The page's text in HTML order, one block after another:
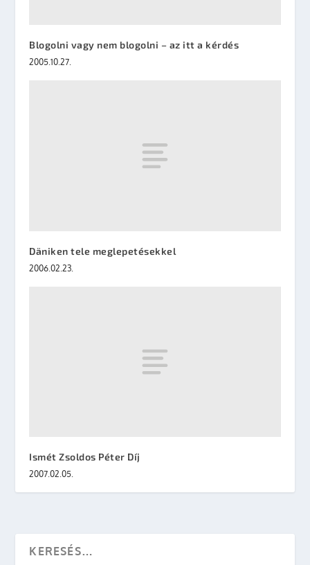
Blogolni vagy nem blogolni – az itt a kérdés
2005.10.27.
Däniken tele meglepetésekkel
2006.02.23.
Ismét Zsoldos Péter Díj
2007.02.05.